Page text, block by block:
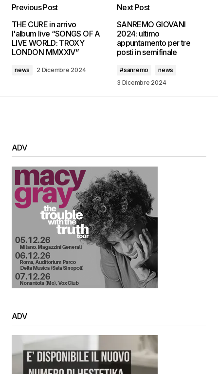
Previous Post
THE CURE in arrivo
l'album live “SONGS OF A
LIVE WORLD: TROXY
LONDON MMXXIV”
news 2 Dicembre 2024
Next Post
SANREMO GIOVANI
2024: ultimo
appuntamento per tre
posti in semifinale
#sanremo
news
3 Dicembre 2024
ADV
ADV